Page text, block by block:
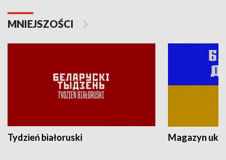
MNIEJSZOŚCI
Tydzień białoruski Magazyn